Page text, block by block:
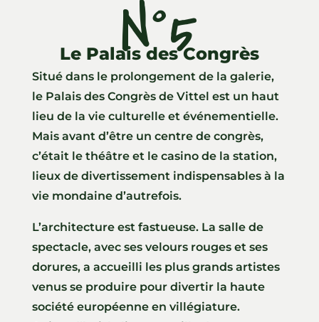
N°5
Le Palais des Congrès
Situé dans le prolongement de la galerie,
le Palais des Congrès de Vittel est un haut
lieu de la vie culturelle et événementielle.
Mais avant d’être un centre de congrès,
c’était le théâtre et le casino de la station,
lieux de divertissement indispensables à la
vie mondaine d’autrefois.
L’architecture est fastueuse. La salle de
spectacle, avec ses velours rouges et ses
dorures, a accueilli les plus grands artistes
venus se produire pour divertir la haute
société européenne en villégiature.